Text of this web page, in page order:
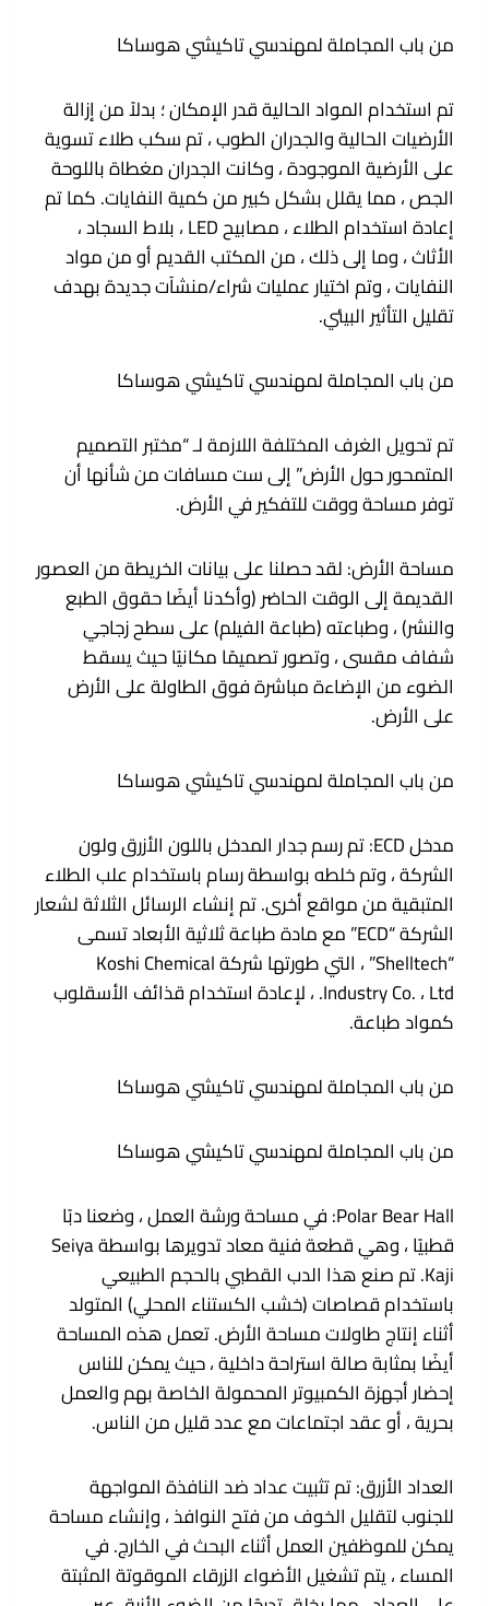
من باب المجاملة لمهندسي تاكيشي هوساكا
تم استخدام المواد الحالية قدر الإمكان ؛ بدلاً من إزالة
الأرضيات الحالية والجدران الطوب ، تم سكب طلاء تسوية
على الأرضية الموجودة ، وكانت الجدران مغطاة باللوحة
الجص ، مما يقلل بشكل كبير من كمية النفايات. كما تم
إعادة استخدام الطلاء ، مصابيح LED ، بلاط السجاد ،
الأثاث ، وما إلى ذلك ، من المكتب القديم أو من مواد
النفايات ، وتم اختيار عمليات شراء/منشآت جديدة بهدف
تقليل التأثير البيئي.
من باب المجاملة لمهندسي تاكيشي هوساكا
تم تحويل الغرف المختلفة اللازمة لـ “مختبر التصميم
المتمحور حول الأرض” إلى ست مسافات من شأنها أن
توفر مساحة ووقت للتفكير في الأرض.
مساحة الأرض: لقد حصلنا على بيانات الخريطة من العصور
القديمة إلى الوقت الحاضر (وأكدنا أيضًا حقوق الطبع
والنشر) ، وطباعته (طباعة الفيلم) على سطح زجاجي
شفاف مقسى ، وتصور تصميمًا مكانيًا حيث يسقط
الضوء من الإضاءة مباشرة فوق الطاولة على الأرض
على الأرض.
من باب المجاملة لمهندسي تاكيشي هوساكا
مدخل ECD: تم رسم جدار المدخل باللون الأزرق ولون
الشركة ، وتم خلطه بواسطة رسام باستخدام علب الطلاء
المتبقية من مواقع أخرى. تم إنشاء الرسائل الثلاثة لشعار
الشركة “ECD” مع مادة طباعة ثلاثية الأبعاد تسمى
“Shelltech” ، التي طورتها شركة Koshi Chemical
Industry Co. ، Ltd. ، لإعادة استخدام قذائف الأسقلوب
كمواد طباعة.
من باب المجاملة لمهندسي تاكيشي هوساكا
من باب المجاملة لمهندسي تاكيشي هوساكا
Polar Bear Hall: في مساحة ورشة العمل ، وضعنا دبًا
قطبيًا ، وهي قطعة فنية معاد تدويرها بواسطة Seiya
Kaji. تم صنع هذا الدب القطبي بالحجم الطبيعي
باستخدام قصاصات (خشب الكستناء المحلي) المتولد
أثناء إنتاج طاولات مساحة الأرض. تعمل هذه المساحة
أيضًا بمثابة صالة استراحة داخلية ، حيث يمكن للناس
إحضار أجهزة الكمبيوتر المحمولة الخاصة بهم والعمل
بحرية ، أو عقد اجتماعات مع عدد قليل من الناس.
العداد الأزرق: تم تثبيت عداد ضد النافذة المواجهة
للجنوب لتقليل الخوف من فتح النوافذ ، وإنشاء مساحة
يمكن للموظفين العمل أثناء البحث في الخارج. في
المساء ، يتم تشغيل الأضواء الزرقاء الموقوتة المثبتة